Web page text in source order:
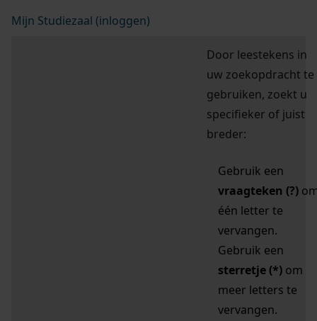
Mijn Studiezaal (inloggen)
Door leestekens in
uw zoekopdracht te
gebruiken, zoekt u
specifieker of juist
breder:
Gebruik een
vraagteken (?)
één letter te
vervangen.
Gebruik een
sterretje (*) om
meer letters te
vervangen.